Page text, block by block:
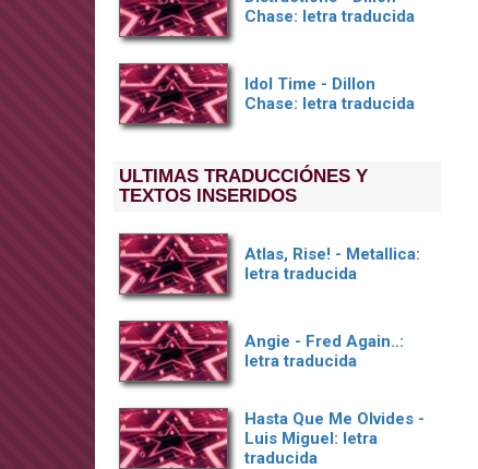
Chase: letra traducida
Idol Time - Dillon
Chase: letra traducida
ULTIMAS TRADUCCIÓNES Y
TEXTOS INSERIDOS
Atlas, Rise! - Metallica:
letra traducida
Angie - Fred Again..:
letra traducida
Hasta Que Me Olvides -
Luis Miguel: letra
traducida